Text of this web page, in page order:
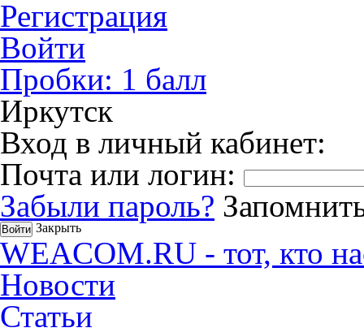
Регистрация
Войти
Пробки: 1 балл
Иркутск
Вход в личный кабинет:
Почта или логин:
Забыли пароль?
Закрыть
WEACOM.RU - тот, кто
Новости
Статьи